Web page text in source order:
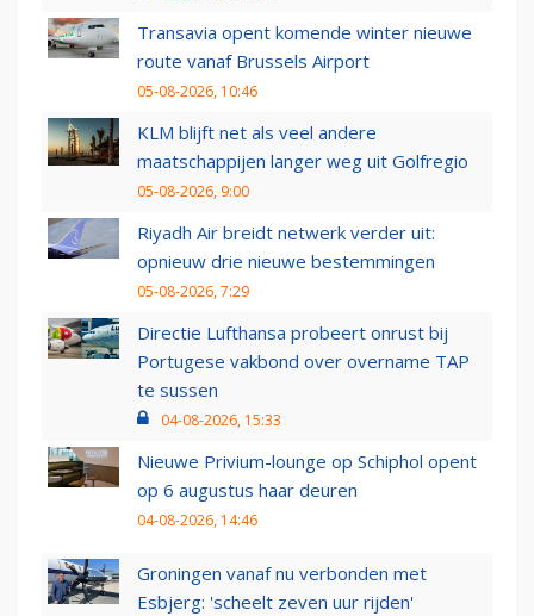
Transavia opent komende winter nieuwe
route vanaf Brussels Airport
05-08-2026, 10:46
KLM blijft net als veel andere
maatschappijen langer weg uit Golfregio
05-08-2026, 9:00
Riyadh Air breidt netwerk verder uit:
opnieuw drie nieuwe bestemmingen
05-08-2026, 7:29
Directie Lufthansa probeert onrust bij
Portugese vakbond over overname TAP
te sussen
04-08-2026, 15:33
Nieuwe Privium-lounge op Schiphol opent
op 6 augustus haar deuren
04-08-2026, 14:46
Groningen vanaf nu verbonden met
Esbjerg: 'scheelt zeven uur rijden'